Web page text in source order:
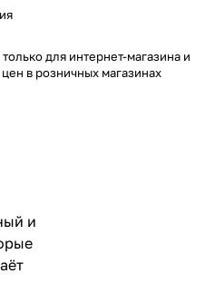
для интернет-магазина и
в розничных магазинах
и